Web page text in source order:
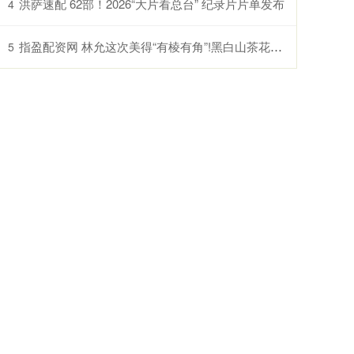
4
5 指盈配资网 林允这次美得“有棱有角”!黑白山茶花礼服，甜妹秒变艺术缪斯